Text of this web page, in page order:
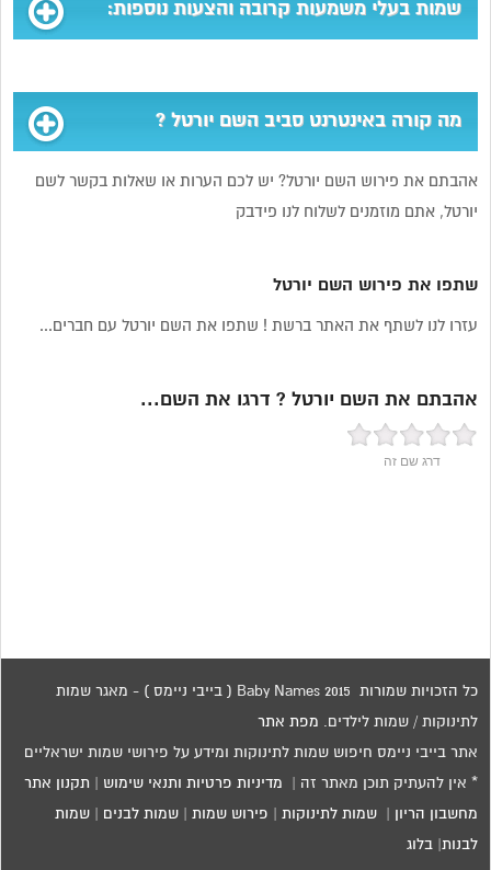
שמות בעלי משמעות קרובה והצעות נוספות:
מה קורה באינטרנט סביב השם יורטל ?
אהבתם את פירוש השם יורטל? יש לכם הערות או שאלות בקשר לשם
יורטל, אתם מוזמנים לשלוח לנו פידבק
שתפו את פירוש השם יורטל
עזרו לנו לשתף את האתר ברשת ! שתפו את השם יורטל עם חברים...
אהבתם את השם יורטל ? דרגו את השם...
דרג שם זה
כל הזכויות שמורות 2015 Baby Names ( בייבי ניימס ) - מאגר שמות
לתינוקות / שמות לילדים. מפת אתר
אתר בייבי ניימס חיפוש שמות לתינוקות ומידע על פירושי שמות ישראליים
* אין להעתיק תוכן מאתר זה | מדיניות פרטיות ותנאי שימוש תקנון אתר
מחשבון הריון |שמות לתינוקות פירוש שמות |שמות לבנים |שמות
לבנות בלוג